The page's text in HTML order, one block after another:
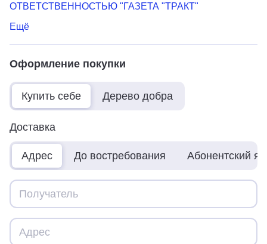
ОТВЕТСТВЕННОСТЬЮ "ГАЗЕТА "ТРАКТ"
Ещё
Оформление покупки
Купить себе Дерево добра
Доставка
Адрес До востребования Абонентский